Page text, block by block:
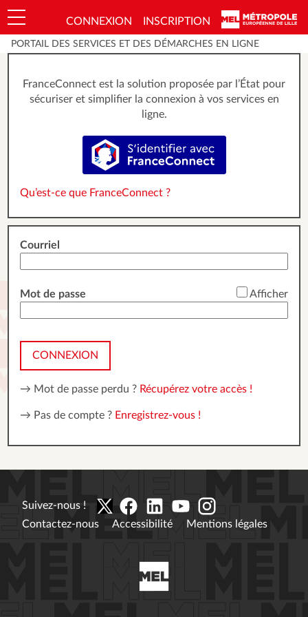
PORTAIL DES SERVICES ET DES DÉMARCHES EN LIGNE
CONNEXION INSCRIPTION
Ouvrir le menu
FranceConnect est la solution proposée par l’État pour
sécuriser et simplifier la connexion à vos services en
ligne.
S’identifier avec FranceConnect
Qu’est-ce que FranceConnect ?
Courriel
Mot de passe Afficher
CONNEXION
→ Mot de passe perdu ? Récupérez votre accès !
→ Pas de compte ? Enregistrez-vous !
Suivez-nous !
Contactez-nous
Accessibilité Mentions légales